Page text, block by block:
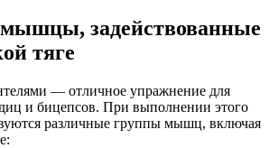
задействованные
тяге
— отличное упражнение для
и бицепсов. При выполнении этого
различные группы мышц, включая